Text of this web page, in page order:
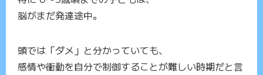
脳がまだ発達途中。
頭では「ダメ」と分かっていても、
感情や衝動を自分で制御することが難しい時期だと言